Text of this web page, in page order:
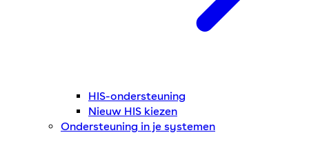
HIS-ondersteuning
Nieuw HIS kiezen
Ondersteuning in je systemen